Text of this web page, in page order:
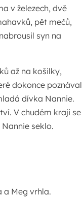
v železech, dvě
pět mečů,
syn na
až na košilky,
dokonce poznával
dívka Nannie.
V chudém kraji se
seklo.
a Meg vrhla.